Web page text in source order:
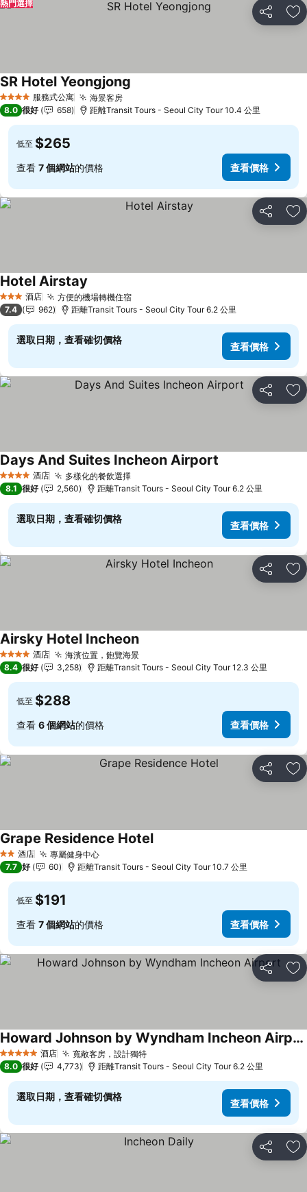
分享 放
熱門選擇
4 星級 服務式公寓 海景客房
SR Hotel Yeongjong
8.0 很好 658 距離Transit Tours - Seoul City Tour 10.4 公里
低至 $265
查看 7 個網站的價格 查看價格
分享 放
3 星級 酒店 方便的機場轉機住宿
Hotel Airstay
7.4 962 距離Transit Tours - Seoul City Tour 6.2 公里
選取日期，查看確切價格
查看價格
分享 放
4 星級 酒店 多樣化的餐飲選擇
Days And Suites Incheon Airport
8.1 很好 2,560 距離Transit Tours - Seoul City Tour 6.2 公里
選取日期，查看確切價格
查看價格
分享 放
4 星級 酒店 海濱位置，飽覽海景
Airsky Hotel Incheon
8.4 很好 3,258 距離Transit Tours - Seoul City Tour 12.3 公里
低至 $288
查看 6 個網站的價格 查看價格
分享 放
2 星級酒店 專屬健身中心
Grape Residence Hotel
7.7 好 60 距離Transit Tours - Seoul City Tour 10.7 公里
低至 $191
查看 7 個網站的價格 查看價格
分享 放
5 星級 酒店 寬敞客房，設計獨特
Howard Johnson by Wyndham Incheon Airport
8.0 很好 4,773 距離Transit Tours - Seoul City Tour 6.2 公里
選取日期，查看確切價格
查看價格
分享 放